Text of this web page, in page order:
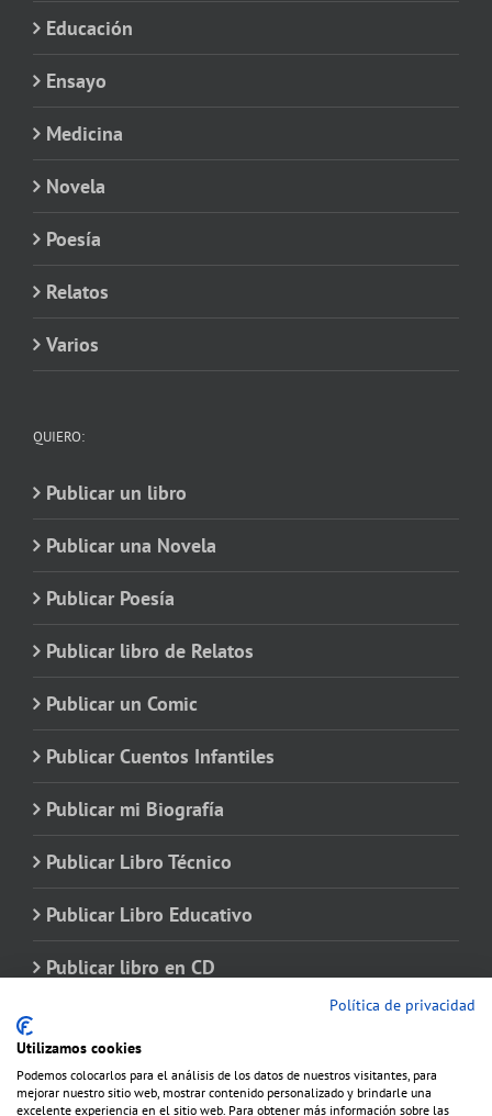
Educación
Ensayo
Medicina
Novela
Poesía
Relatos
Varios
QUIERO:
Publicar un libro
Publicar una Novela
Publicar Poesía
Publicar libro de Relatos
Publicar un Comic
Publicar Cuentos Infantiles
Publicar mi Biografía
Publicar Libro Técnico
Publicar Libro Educativo
Publicar libro en CD
Política de privacidad
Utilizamos cookies
Podemos colocarlos para el análisis de los datos de nuestros visitantes, para
mejorar nuestro sitio web, mostrar contenido personalizado y brindarle una
excelente experiencia en el sitio web. Para obtener más información sobre las